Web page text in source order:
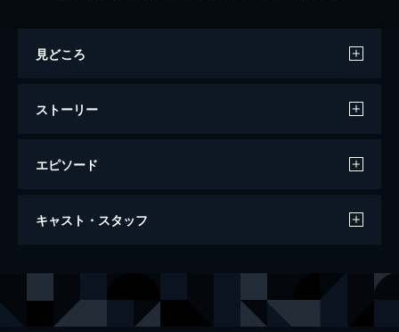
見どころ
ストーリー
エピソード
においが眠るまで
キャスト・スタッフ